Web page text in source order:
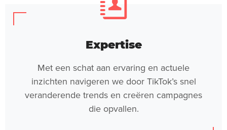
Expertise
Met een schat aan ervaring en actuele
inzichten navigeren we door TikTok’s snel
veranderende trends en creëren campagnes
die opvallen.